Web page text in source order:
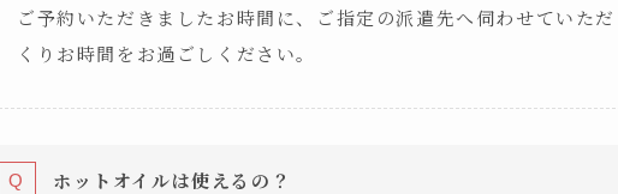
ご予約いただきましたお時間に、ご指定の派遣先へ伺わせていた
くりお時間をお過ごしください。
ホットオイルは使えるの？